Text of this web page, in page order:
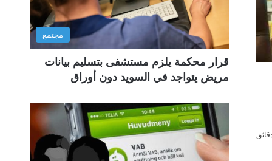
مجتمع
قرار محكمة يلزم مستشفى بتسليم بيانات
مريض يتواجد في السويد دون أوراق